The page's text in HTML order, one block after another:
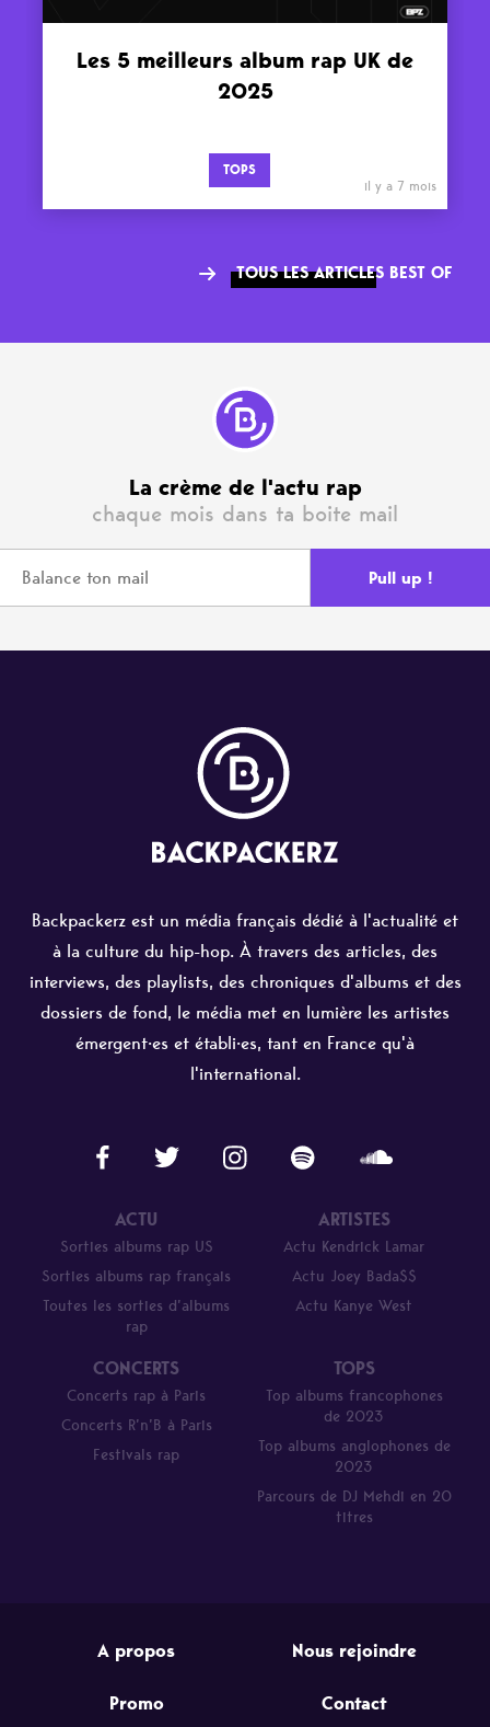
Les 5 meilleurs album rap UK de
2025
TOPS
il y a 7 mois
TOUS LES ARTICLES BEST OF
La crème de l'actu rap
chaque mois dans ta boite mail
Backpackerz est un média français dédié à l'actualité et
à la culture du hip-hop. À travers des articles, des
interviews, des playlists, des chroniques d'albums et des
dossiers de fond, le média met en lumière les artistes
émergent·es et établi·es, tant en France qu'à
l'international.
ACTU
Sorties albums rap US
Sorties albums rap français
Toutes les sorties d’albums
rap
ARTISTES
Actu Kendrick Lamar
Actu Joey Bada$$
Actu Kanye West
CONCERTS
Concerts rap à Paris
Concerts R’n’B à Paris
Festivals rap
TOPS
Top albums francophones
de 2023
Top albums anglophones de
2023
Parcours de DJ Mehdi en 20
titres
A propos Nous rejoindre
Promo Contact